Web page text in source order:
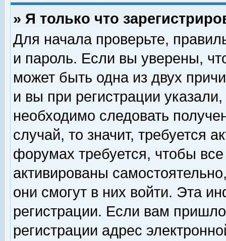
» Я только что
Для начала проверьте,
и пароль. Если вы уверены,
может быть одна из двух
и вы при регистрации
необходимо следовать
случай, то значит, требуется
форумах требуется, чтобы
активированы
они смогут в них войти. Эта
регистрации. Если вам
регистрации адрес